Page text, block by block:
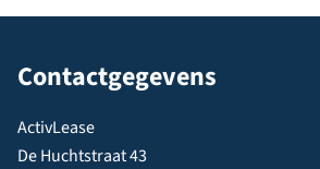
Contactgegevens
ActivLease
De Huchtstraat 43